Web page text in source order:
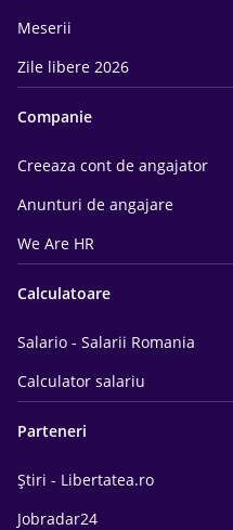
Meserii
Zile libere 2026
Companie
Creeaza cont de angajator
Anunturi de angajare
We Are HR
Calculatoare
Salario - Salarii Romania
Calculator salariu
Parteneri
Știri - Libertatea.ro
Jobradar24